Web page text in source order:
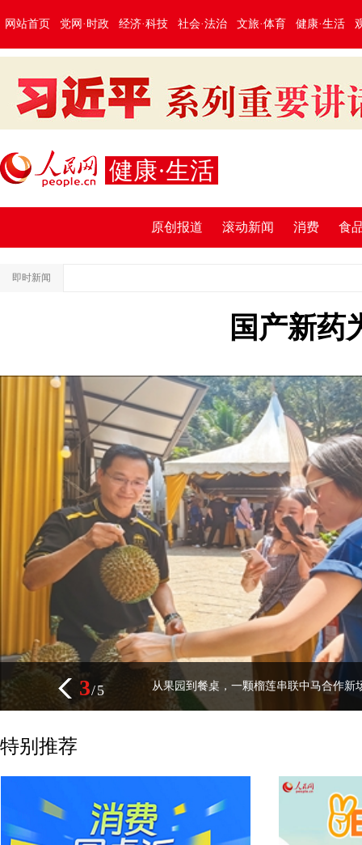
网站首页 党网·时政 经济·科技 社会·法治 文旅·体育 健康·生活
健康·生活
原创报道 滚动新闻 消费 食
即时新闻
国产新药
从果园到餐桌，一颗榴莲串联中马合作新
3/5
特别推荐